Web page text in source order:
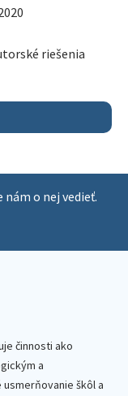
riešenia
o nej vedieť.
činnosti ako
a
škôl a